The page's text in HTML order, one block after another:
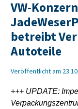
VW-
betreibt
Autoteile
Veröffentlicht am
+++ UPDATE: